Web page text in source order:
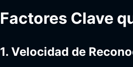
Factores Clave
1. Velocidad de